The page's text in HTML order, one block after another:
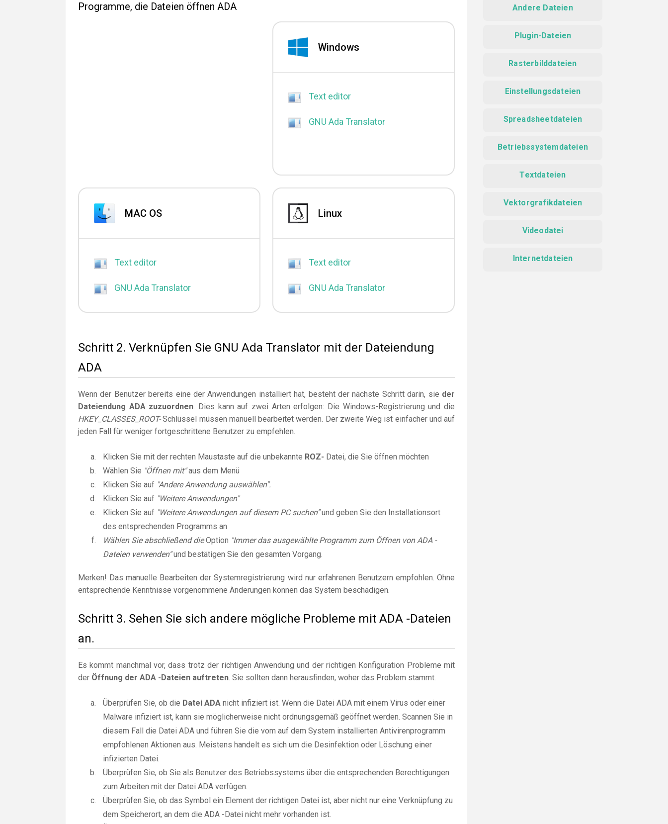
Programme, die Dateien öffnen ADA
Windows
Text editor
GNU Ada Translator
MAC OS
Text editor
GNU Ada Translator
Linux
Text editor
GNU Ada Translator
Schritt 2. Verknüpfen Sie GNU Ada Translator mit der Dateiendung
ADA
Wenn der Benutzer bereits eine der Anwendungen installiert hat, besteht der nächste Schritt darin, sie der
Dateiendung ADA zuzuordnen. Dies kann auf zwei Arten erfolgen: Die Windows-Registrierung und die
HKEY_CLASSES_ROOT-Schlüssel müssen manuell bearbeitet werden. Der zweite Weg ist einfacher und auf
jeden Fall für weniger fortgeschrittene Benutzer zu empfehlen.
Klicken Sie mit der rechten Maustaste auf die unbekannte ROZ- Datei, die Sie öffnen möchten
Wählen Sie "Öffnen mit"aus dem Menü
Klicken Sie auf "Andere Anwendung auswählen".
Klicken Sie auf "Weitere Anwendungen"
Klicken Sie auf "Weitere Anwendungen auf diesem PC suchen"und geben Sie den Installationsort
des entsprechenden Programms an
Wählen Sie abschließend dieOption "Immer das ausgewählte Programm zum Öffnen von ADA -
Dateien verwenden"und bestätigen Sie den gesamten Vorgang.
Merken! Das manuelle Bearbeiten der Systemregistrierung wird nur erfahrenen Benutzern empfohlen. Ohne
entsprechende Kenntnisse vorgenommene Änderungen können das System beschädigen.
Schritt 3. Sehen Sie sich andere mögliche Probleme mit ADA -Dateien
an.
Es kommt manchmal vor, dass trotz der richtigen Anwendung und der richtigen Konfiguration Probleme mit
der Öffnung der ADA -Dateien auftreten. Sie sollten dann herausfinden, woher das Problem stammt.
Überprüfen Sie, ob die Datei ADA nicht infiziert ist. Wenn die Datei ADA mit einem Virus oder einer
Malware infiziert ist, kann sie möglicherweise nicht ordnungsgemäß geöffnet werden. Scannen Sie in
diesem Fall die Datei ADA und führen Sie die vom auf dem System installierten Antivirenprogramm
empfohlenen Aktionen aus. Meistens handelt es sich um die Desinfektion oder Löschung einer
infizierten Datei.
Überprüfen Sie, ob Sie als Benutzer des Betriebssystems über die entsprechenden Berechtigungen
zum Arbeiten mit der Datei ADA verfügen.
Überprüfen Sie, ob das Symbol ein Element der richtigen Datei ist, aber nicht nur eine Verknüpfung zu
dem Speicherort, an dem die ADA -Datei nicht mehr vorhanden ist.
Andere Dateien
Plugin-Dateien
Rasterbilddateien
Einstellungsdateien
Spreadsheetdateien
Betriebssystemdateien
Textdateien
Vektorgrafikdateien
Videodatei
Internetdateien